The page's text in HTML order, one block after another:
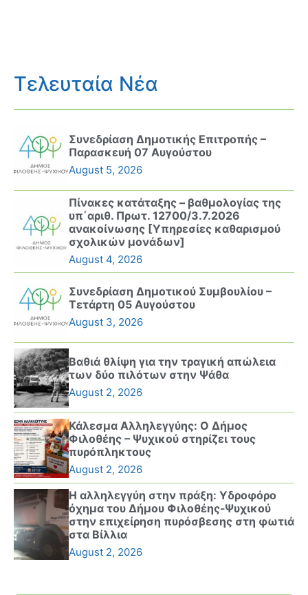
Τελευταία Νέα
Συνεδρίαση Δημοτικής Επιτροπής –
Παρασκευή 07 Αυγούστου
August 5, 2026
Πίνακες κατάταξης – βαθμολογίας της
υπ΄αριθ. Πρωτ. 12700/3.7.2026
ανακοίνωσης [Υπηρεσίες καθαρισμού
σχολικών μονάδων]
August 4, 2026
Συνεδρίαση Δημοτικού Συμβουλίου –
Τετάρτη 05 Αυγούστου
August 3, 2026
Βαθιά θλίψη για την τραγική απώλεια
των δύο πιλότων στην Ψάθα
August 2, 2026
Κάλεσμα Αλληλεγγύης: Ο Δήμος
Φιλοθέης – Ψυχικού στηρίζει τους
πυρόπληκτους
August 2, 2026
Η αλληλεγγύη στην πράξη: Υδροφόρο
όχημα του Δήμου Φιλοθέης-Ψυχικού
στην επιχείρηση πυρόσβεσης στη φωτιά
στα Βίλλια
August 2, 2026